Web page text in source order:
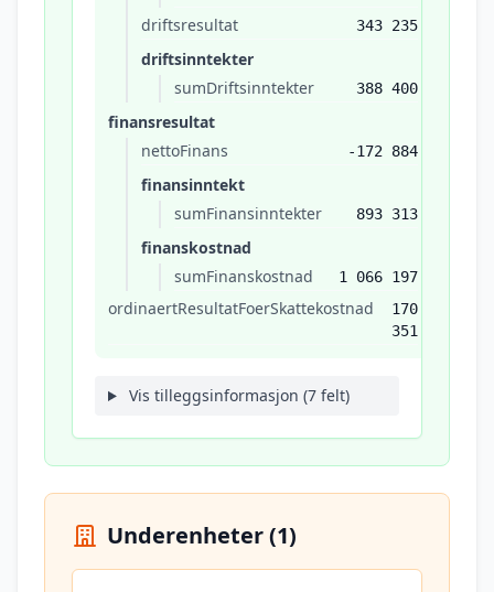
driftsresultat 343 235
driftsinntekter
sumDriftsinntekter
388 400
finansresultat
nettoFinans
-172 884
finansinntekt
sumFinansinntekter
893 313
finanskostnad
sumFinanskostnad
1 066 197
ordinaertResultatFoerSkattekostnad
170
351
Vis tilleggsinformasjon (7 felt)
Underenheter (1)